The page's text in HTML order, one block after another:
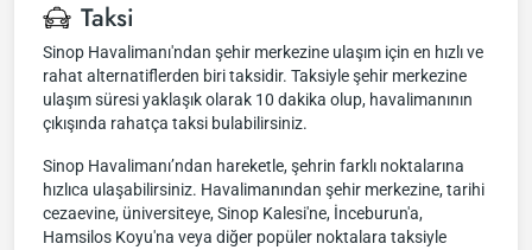
Taksi
Sinop Havalimanı'ndan şehir merkezine ulaşım için en hızlı ve
rahat alternatiflerden biri taksidir. Taksiyle şehir merkezine
ulaşım süresi yaklaşık olarak 10 dakika olup, havalimanının
çıkışında rahatça taksi bulabilirsiniz.
Sinop Havalimanı’ndan hareketle, şehrin farklı noktalarına
hızlıca ulaşabilirsiniz. Havalimanından şehir merkezine, tarihi
cezaevine, üniversiteye, Sinop Kalesi'ne, İnceburun'a,
Hamsilos Koyu'na veya diğer popüler noktalara taksiyle